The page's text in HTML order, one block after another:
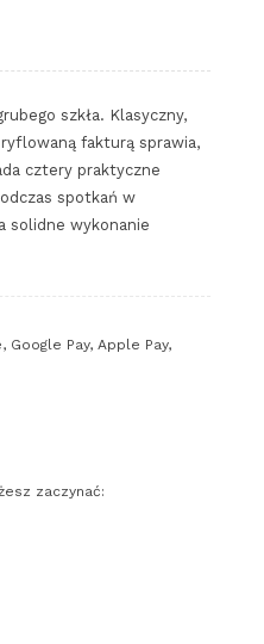
szkła. Klasyczny,
fakturą sprawia,
cztery praktyczne
spotkań w
solidne wykonanie
Pay, Apple Pay,
zaczynać: